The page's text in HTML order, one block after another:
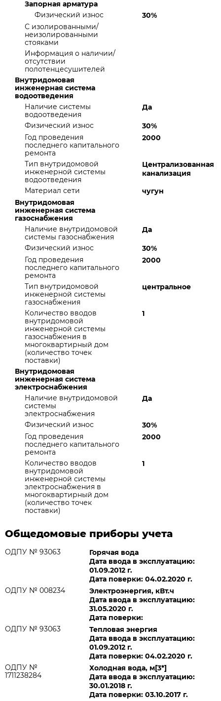
Запорная арматура
Физический износ
30%
С изолированными/
неизолированными
стояками
Информация о наличии/
отсутствии
полотенцесушителей
Внутридомовая
инженерная система
водоотведения
Наличие системы
водоотведения
Да
Физический износ
30%
Год проведения
последнего капитального
ремонта
2000
Тип внутридомовой
инженерной системы
водоотведения
Централизованная
канализация
Материал сети
чугун
Внутридомовая
инженерная система
газоснабжения
Наличие внутридомовой
системы газоснабжения
Да
Физический износ
30%
Год проведения
последнего капитального
ремонта
2000
Тип внутридомовой
инженерной системы
газоснабжения
центральное
Количество вводов
внутридомовой
инженерной системы
газоснабжения в
многоквартирный дом
(количество точек
поставки)
1
Внутридомовая
инженерная система
электроснабжения
Наличие внутридомовой
системы
электроснабжения
Да
Физический износ
30%
Год проведения
последнего капитального
ремонта
2000
Количество вводов
внутридомовой
инженерной системы
электроснабжения в
многоквартирный дом
(количество точек
поставки)
1
Общедомовые приборы учета
ОДПУ № 93063
Горячая вода
Дата ввода в эксплуатацию:
01.09.2012 г.
Дата поверки: 04.02.2020 г.
ОДПУ № 008234
Электроэнергия, кВт.ч
Дата ввода в эксплуатацию:
31.05.2020 г.
Дата поверки:
ОДПУ № 93063
Тепловая энергия
Дата ввода в эксплуатацию:
01.09.2012 г.
Дата поверки: 04.02.2020 г.
ОДПУ №
1711238284
Холодная вода, м[3*]
Дата ввода в эксплуатацию:
30.01.2018 г.
Дата поверки: 03.10.2017 г.